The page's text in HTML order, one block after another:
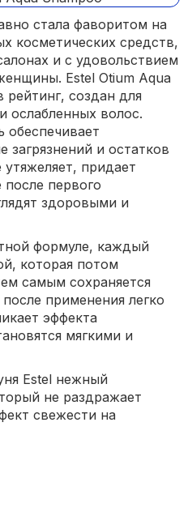
стала фаворитом на
косметических средств,
и с удовольствием
Estel Otium Aqua
создан для
ослабленных волос.
обеспечивает
и остатков
придает
первого
здоровыми и
формуле, каждый
которая потом
самым сохраняется
применения легко
эффекта
мягкими и
Estel нежный
не раздражает
свежести на